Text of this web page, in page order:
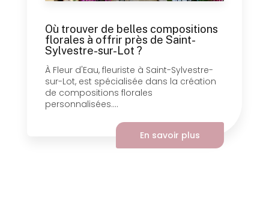
Où trouver de belles compositions
florales à offrir près de Saint-
Sylvestre-sur-Lot ?
À Fleur d'Eau, fleuriste à Saint-Sylvestre-
sur-Lot, est spécialisée dans la création
de compositions florales
personnalisées....
En savoir plus